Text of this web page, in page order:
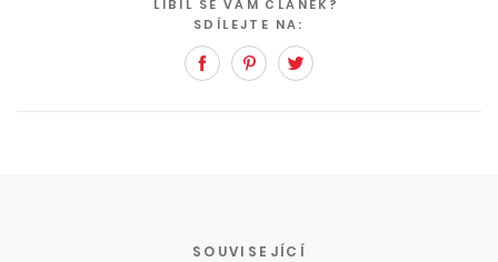
LÍBIL SE VÁM ČLÁNEK?
SDÍLEJTE NA:
FacebookPinterest
SOUVISEJÍCÍ